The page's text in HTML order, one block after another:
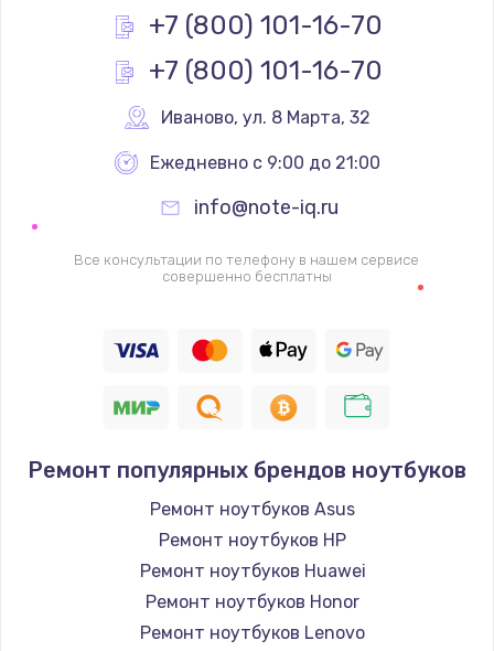
+7 (800) 101-16-70
+7 (800) 101-16-70
Иваново, ул. 8 Марта, 32
Ежедневно с 9:00 до 21:00
info@note-iq.ru
Все консультации по телефону в нашем сервисе
совершенно бесплатны
Ремонт популярных брендов ноутбуков
Ремонт ноутбуков Asus
Ремонт ноутбуков HP
Ремонт ноутбуков Huawei
Ремонт ноутбуков Honor
Ремонт ноутбуков Lenovo